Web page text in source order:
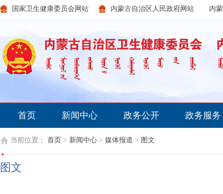
国家卫生健康委员会网站 内蒙古自治区人民政府网站 内
首页 新闻中心 政务公开 政务服务
当前位置： 首页 > 新闻中心 > 媒体报道 > 图文
图文